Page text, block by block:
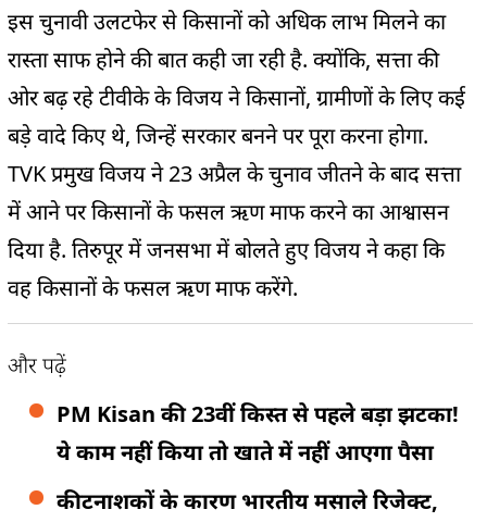
इस चुनावी उलटफेर से किसानों को अधिक लाभ मिलने का
रास्ता साफ होने की बात कही जा रही है. क्योंकि, सत्ता की
ओर बढ़ रहे टीवीके के विजय ने किसानों, ग्रामीणों के लिए कई
बड़े वादे किए थे, जिन्हें सरकार बनने पर पूरा करना होगा.
TVK प्रमुख विजय ने 23 अप्रैल के चुनाव जीतने के बाद सत्ता
में आने पर किसानों के फसल ऋण माफ करने का आश्वासन
दिया है. तिरुपूर में जनसभा में बोलते हुए विजय ने कहा कि
वह किसानों के फसल ऋण माफ करेंगे.
और पढ़ें
PM Kisan की 23वीं किस्त से पहले बड़ा झटका!
ये काम नहीं किया तो खाते में नहीं आएगा पैसा
कीटनाशकों के कारण भारतीय मसाले रिजेक्ट,